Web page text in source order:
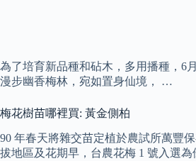
為了培育新品種和砧木，多用播種，6
漫步幽香梅林，宛如置身仙境， …
梅花樹苗哪裡買: 黃金側柏
90 年春天將雜交苗定植於農試所萬豐
拔地區及花期早，台農花梅 1 號入選